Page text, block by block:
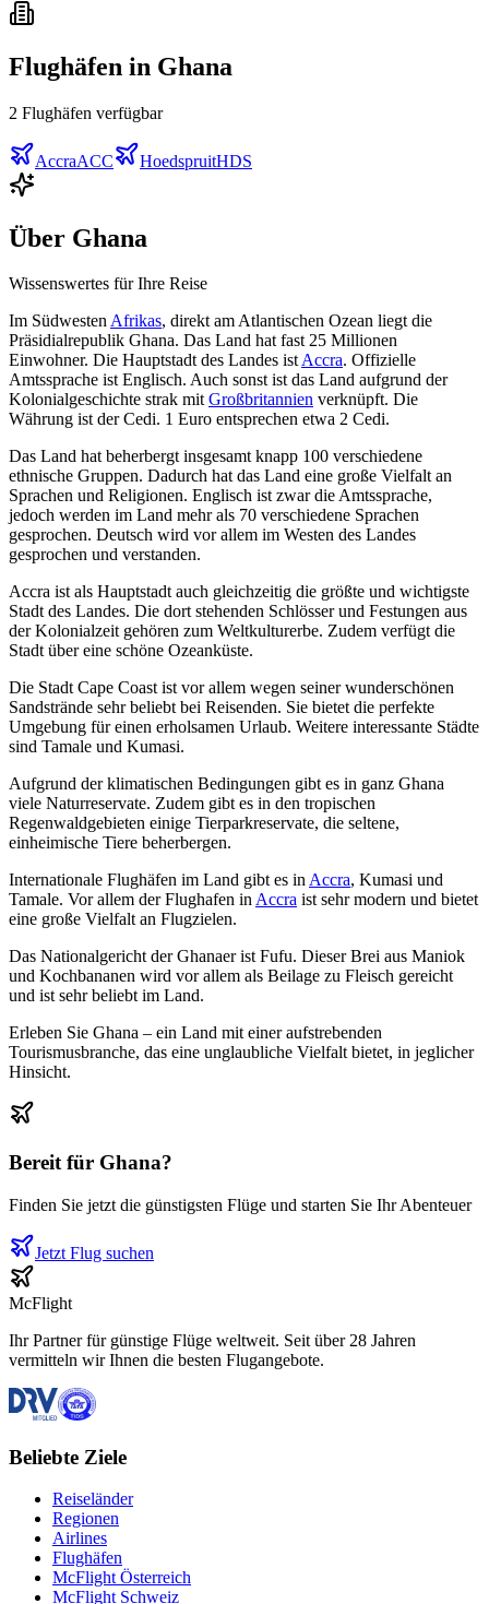
Flughäfen in Ghana
2 Flughäfen verfügbar
AccraACC HoedspruitHDS
Über Ghana
Wissenswertes für Ihre Reise
Im SüdwestenAfrikas, direkt am Atlantischen Ozean liegt die
Präsidialrepublik Ghana. Das Land hat fast 25 Millionen
Einwohner. Die Hauptstadt des Landes istAccra. Offizielle
Amtssprache ist Englisch. Auch sonst ist das Land aufgrund der
Kolonialgeschichte strak mitGroßbritannien verknüpft. Die
Währung ist der Cedi. 1 Euro entsprechen etwa 2 Cedi.
Das Land hat beherbergt insgesamt knapp 100 verschiedene
ethnische Gruppen. Dadurch hat das Land eine große Vielfalt an
Sprachen und Religionen. Englisch ist zwar die Amtssprache,
jedoch werden im Land mehr als 70 verschiedene Sprachen
gesprochen. Deutsch wird vor allem im Westen des Landes
gesprochen und verstanden.
Accra ist als Hauptstadt auch gleichzeitig die größte und wichtigste
Stadt des Landes. Die dort stehenden Schlösser und Festungen aus
der Kolonialzeit gehören zum Weltkulturerbe. Zudem verfügt die
Stadt über eine schöne Ozeanküste.
Die Stadt Cape Coast ist vor allem wegen seiner wunderschönen
Sandstrände sehr beliebt bei Reisenden. Sie bietet die perfekte
Umgebung für einen erholsamen Urlaub. Weitere interessante Städte
sind Tamale und Kumasi.
Aufgrund der klimatischen Bedingungen gibt es in ganz Ghana
viele Naturreservate. Zudem gibt es in den tropischen
Regenwaldgebieten einige Tierparkreservate, die seltene,
einheimische Tiere beherbergen.
Internationale Flughäfen im Land gibt es inAccra, Kumasi und
Tamale. Vor allem der Flughafen inAccra ist sehr modern und bietet
eine große Vielfalt an Flugzielen.
Das Nationalgericht der Ghanaer ist Fufu. Dieser Brei aus Maniok
und Kochbananen wird vor allem als Beilage zu Fleisch gereicht
und ist sehr beliebt im Land.
Erleben Sie Ghana – ein Land mit einer aufstrebenden
Tourismusbranche, das eine unglaubliche Vielfalt bietet, in jeglicher
Hinsicht.
Bereit für Ghana?
Finden Sie jetzt die günstigsten Flüge und starten Sie Ihr Abenteuer
Jetzt Flug suchen
McFlight
Ihr Partner für günstige Flüge weltweit. Seit über 28 Jahren
vermitteln wir Ihnen die besten Flugangebote.
Beliebte Ziele
Reiseländer
Regionen
Airlines
Flughäfen
McFlight Österreich
McFlight Schweiz